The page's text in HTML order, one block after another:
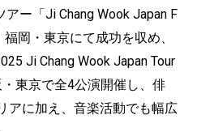
ー「Ji Chang Wook Japan F
岡・東京にて成功を収め、
Ji Chang Wook Japan Tour
東京で全4公演開催し、俳
アに加え、音楽活動でも幅広